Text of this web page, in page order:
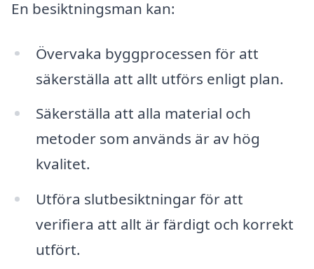
En besiktningsman kan:
Övervaka byggprocessen för att
säkerställa att allt utförs enligt plan.
Säkerställa att alla material och
metoder som används är av hög
kvalitet.
Utföra slutbesiktningar för att
verifiera att allt är färdigt och korrekt
utfört.